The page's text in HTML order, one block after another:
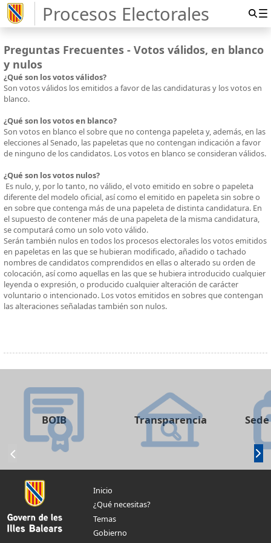
Procesos Electorales
Preguntas Frecuentes - Votos válidos, en blanco
y nulos
¿Qué son los votos válidos?
Son votos válidos los emitidos a favor de las candidaturas y los votos en
blanco.
¿Qué son los votos en blanco?
Son votos en blanco el sobre que no contenga papeleta y, además, en las
elecciones al Senado, las papeletas que no contengan indicación a favor
de ninguno de los candidatos. Los votos en blanco se consideran válidos.
¿Qué son los votos nulos?
Es nulo, y, por lo tanto, no válido, el voto emitido en sobre o papeleta
diferente del modelo oficial, así como el emitido en papeleta sin sobre o
en sobre que contenga más de una papeleta de distinta candidatura. En
el supuesto de contener más de una papeleta de la misma candidatura,
se computará como un solo voto válido.
Serán también nulos en todos los procesos electorales los votos emitidos
en papeletas en las que se hubieran modificado, añadido o tachado
nombres de candidatos comprendidos en ellas o alterado su orden de
colocación, así como aquellas en las que se hubiera introducido cualquier
leyenda o expresión, o producido cualquier alteración de carácter
voluntario o intencionado. Los votos emitidos en sobres que contengan
las alteraciones señaladas también son nulos.
BOIB Transparencia
Inicio
¿Qué necesitas?
Temas
Gobierno